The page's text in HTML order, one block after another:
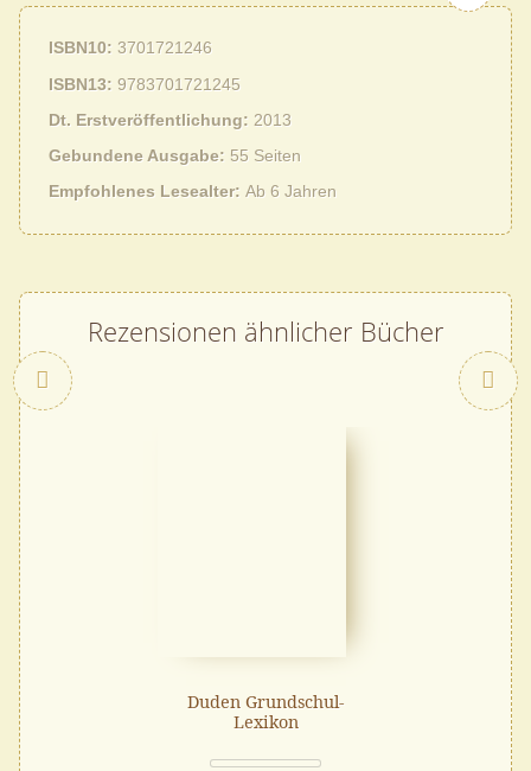
ISBN10
3701721246
ISBN13 9783701721245
Dt. Erstveröffentlichung
2013
Gebundene Ausgabe
55 Seiten
Empfohlenes Lesealter Ab 6 Jahren
Rezensionen ähnlicher Bücher
Duden Grundschul-
Lexikon